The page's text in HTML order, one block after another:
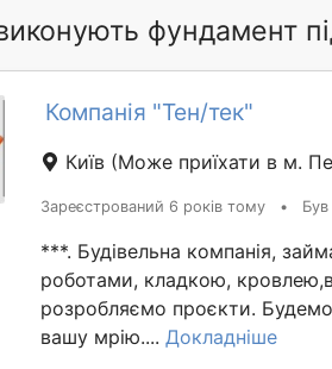
фундамент
Компанія "Тен/тек"
Київ (Може приїхати в м.
Зареєстрований 6 років тому • Був
***. Будівельна компанія,
роботами, кладкою,
розробляємо проєкти.
вашу мрію.... Докладніше